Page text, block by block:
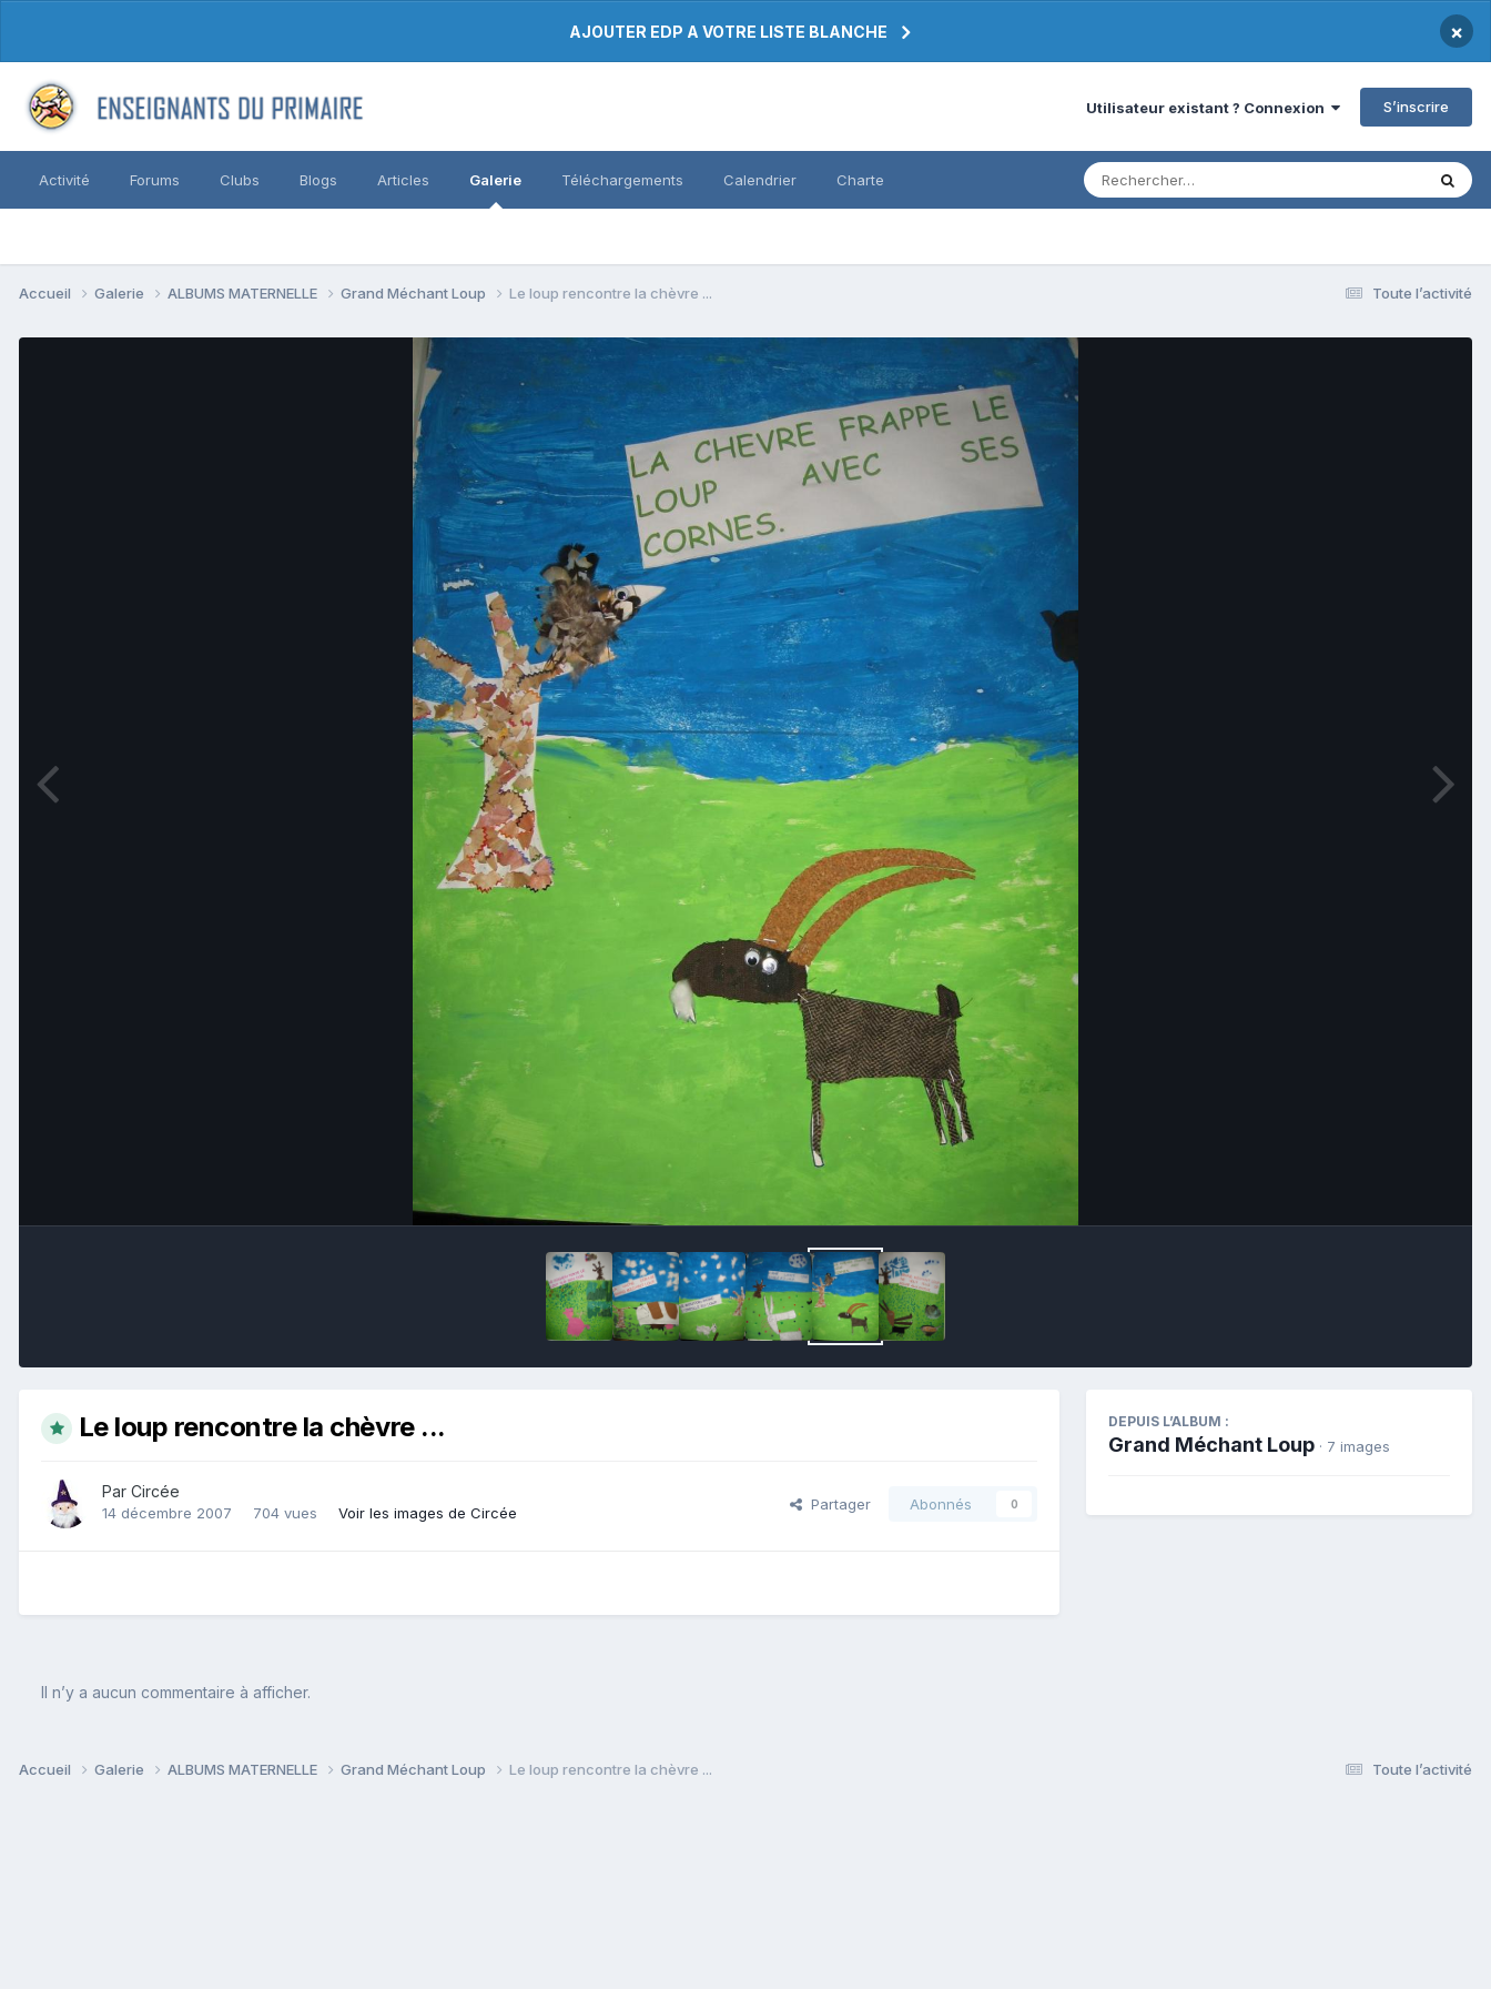
AJOUTER EDP A VOTRE LISTE BLANCHE ×
Utilisateur existant ? Connexion S’inscrire
Activité Forums Clubs Blogs Articles Galerie Téléchargements Calendrier Charte
Toute l’activité
Accueil Galerie ALBUMS MATERNELLE Grand Méchant Loup Le loup rencontre la chèvre ...
Le loup rencontre la chèvre ...
Par Circée
14 décembre 2007 704 vues Voir les images de Circée
Partager Abonnés 0
DEPUIS L’ALBUM :
Grand Méchant Loup · 7 images
Il n’y a aucun commentaire à afficher.
Toute l’activité
Accueil Galerie ALBUMS MATERNELLE Grand Méchant Loup Le loup rencontre la chèvre ...